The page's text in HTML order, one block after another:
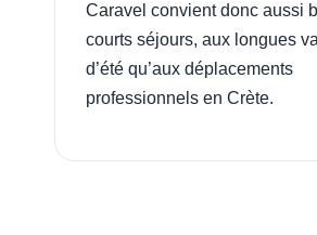
Caravel convient donc aussi
courts séjours, aux longues
d’été qu’aux déplacements
professionnels en Crète.